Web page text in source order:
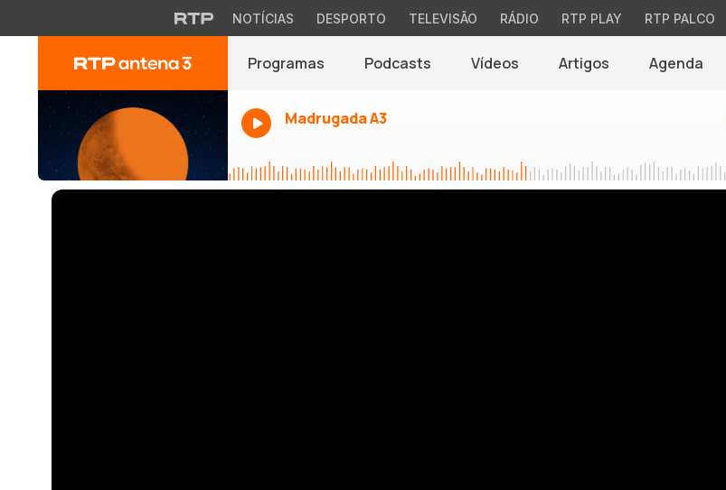
NOTÍCIAS DESPORTO TELEVISÃO RÁDIO RTP PLAY RTP PALCO
Programas Podcasts Vídeos Artigos Agenda
Madrugada A3